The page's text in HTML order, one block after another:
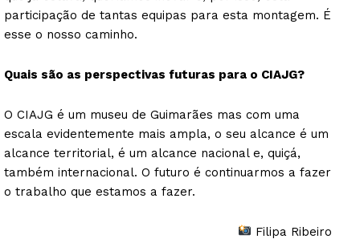
SUBSCREVA JÁ!
Artigos
Edição Digital
participação de tantas equipas para esta montagem. É
esse o nosso caminho.
Quais são as perspectivas futuras para o CIAJG?
O CIAJG é um museu de Guimarães mas com uma
escala evidentemente mais ampla, o seu alcance é um
alcance territorial, é um alcance nacional e, quiçá,
também internacional. O futuro é continuarmos a fazer
o trabalho que estamos a fazer.
Filipa Ribeiro